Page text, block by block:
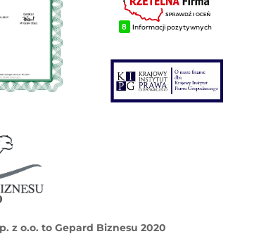
z o.o. to Gepard Biznesu 2020